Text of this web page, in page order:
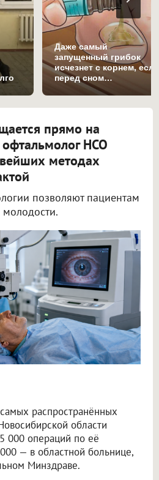
Даже самый
запущенный грибок
исчезнет с корнем,
перед сном…
прямо на
офтальмолог НСО
методах
позволяют пациентам
молодости.
распространённых
области
000 операций по её
— в областной больнице,
Минздраве.